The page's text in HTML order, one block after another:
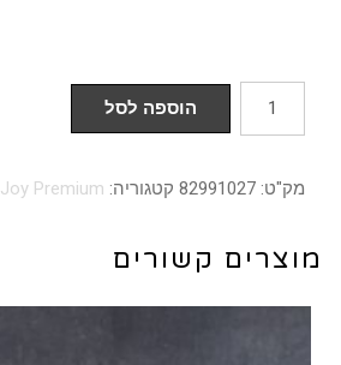
כמות
של
27
דגם
הוספה לסל
מק"ט: 82991027 קטגוריה: Joy Premium
מוצרים קשורים